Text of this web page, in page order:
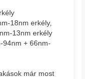
18nm erkély,
13nm erkély
94nm + 66nm-
már most